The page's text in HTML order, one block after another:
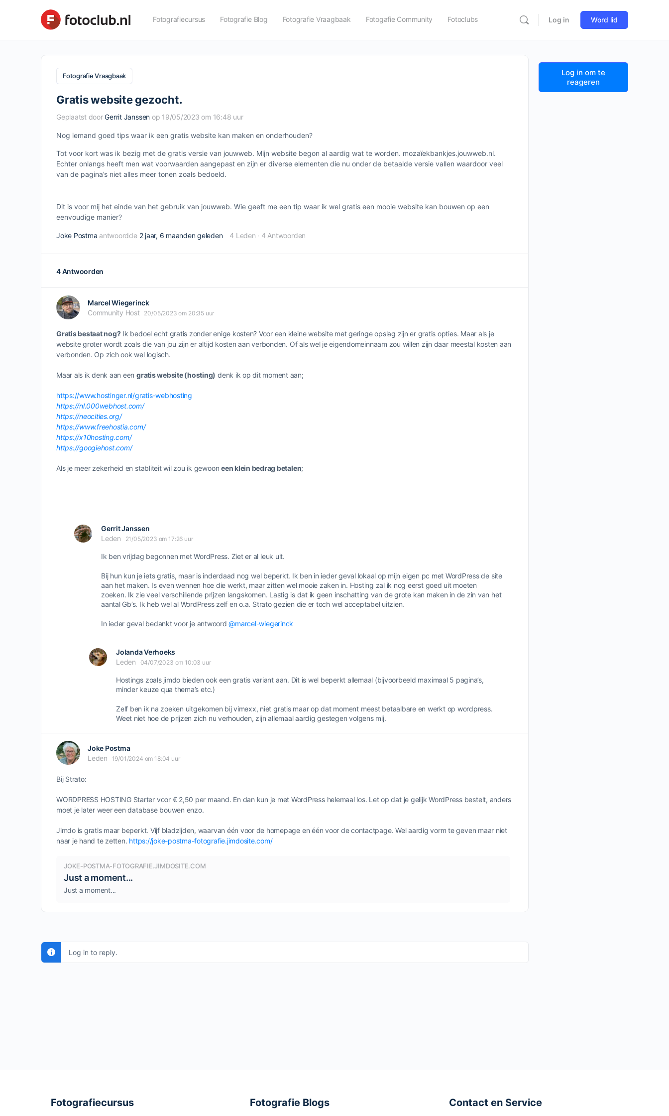
Fotografiecursus Fotografie Blog Fotografie Vraagbaak Fotogafie Community Fotoclubs Log in Word lid
Fotografie Vraagbaak
Gratis website gezocht.
Geplaatst doorGerrit Janssen op 19/05/2023 om 16:48 uur
Nog iemand goed tips waar ik een gratis website kan maken en onderhouden?
Tot voor kort was ik bezig met de gratis versie van jouwweb. Mijn website begon al aardig wat te worden. mozaïekbankjes.jouwweb.nl.
Echter onlangs heeft men wat voorwaarden aangepast en zijn er diverse elementen die nu onder de betaalde versie vallen waardoor veel
van de pagina’s niet alles meer tonen zoals bedoeld.
Dit is voor mij het einde van het gebruik van jouwweb. Wie geeft me een tip waar ik wel gratis een mooie website kan bouwen op een
eenvoudige manier?
Joke Postma antwoordde 2 jaar, 6 maanden geleden 4 Leden · 4 Antwoorden
4 Antwoorden
Marcel Wiegerinck
Community Host
20/05/2023 om 20:35 uur
Gratis bestaat nog?Ik bedoel echt gratis zonder enige kosten? Voor een kleine website met geringe opslag zijn er gratis opties. Maar als je
website groter wordt zoals die van jou zijn er altijd kosten aan verbonden. Of als wel je eigendomeinnaam zou willen zijn daar meestal kosten aan
verbonden. Op zich ook wel logisch.
Maar als ik denk aan een gratis website (hosting) denk ik op dit moment aan;
https://www.hostinger.nl/gratis-webhosting
https://nl.000webhost.com/
https://neocities.org/
https://www.freehostia.com/
https://x10hosting.com/
https://googiehost.com/
Als je meer zekerheid en stabliteit wil zou ik gewooneen klein bedrag betalen;
Gerrit Janssen
Leden
21/05/2023 om 17:26 uur
Ik ben vrijdag begonnen met WordPress. Ziet er al leuk uit.
Bij hun kun je iets gratis, maar is inderdaad nog wel beperkt. Ik ben in ieder geval lokaal op mijn eigen pc met WordPress de site
aan het maken. Is even wennen hoe die werkt, maar zitten wel mooie zaken in. Hosting zal ik nog eerst goed uit moeten
zoeken. Ik zie veel verschillende prijzen langskomen. Lastig is dat ik geen inschatting van de grote kan maken in de zin van het
aantal Gb’s. Ik heb wel al WordPress zelf en o.a. Strato gezien die er toch wel acceptabel uitzien.
In ieder geval bedankt voor je antwoord@marcel-wiegerinck
Jolanda Verhoeks
Leden
04/07/2023 om 10:03 uur
Hostings zoals jimdo bieden ook een gratis variant aan. Dit is wel beperkt allemaal (bijvoorbeeld maximaal 5 pagina’s,
minder keuze qua thema’s etc.)
Zelf ben ik na zoeken uitgekomen bij vimexx, niet gratis maar op dat moment meest betaalbare en werkt op wordpress.
Weet niet hoe de prijzen zich nu verhouden, zijn allemaal aardig gestegen volgens mij.
Joke Postma
Leden
19/01/2024 om 18:04 uur
Bij Strato:
WORDPRESS HOSTING Starter voor € 2,50 per maand. En dan kun je met WordPress helemaal los. Let op dat je gelijk WordPress bestelt, anders
moet je later weer een database bouwen enzo.
Jimdo is gratis maar beperkt. Vijf bladzijden, waarvan één voor de homepage en één voor de contactpage. Wel aardig vorm te geven maar niet
naar je hand te zetten. https://joke-postma-fotografie.jimdosite.com/
JOKE-POSTMA-FOTOGRAFIE.JIMDOSITE.COM
Just a moment...
Just a moment...
Log in to reply.
Log in om te
reageren
Fotografiecursus Fotografie Blogs Contact en Service